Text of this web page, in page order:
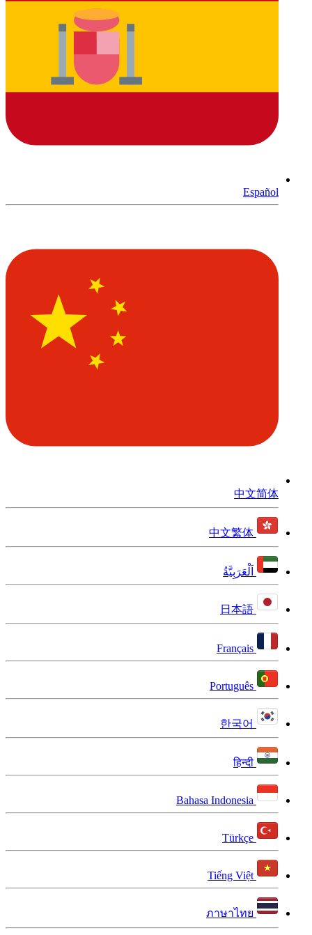
Español
中文简体
中文繁体
اَلْعَرَبِيَّةُ
日本語
Français
Português
한국어
हिन्दी
Bahasa Indonesia
Türkçe
Tiếng Việt
ภาษาไทย